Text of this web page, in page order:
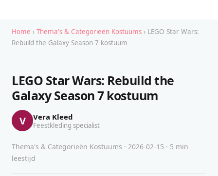
Home › Thema's & Categorieën Kostuums › LEGO Star Wars:
Rebuild the Galaxy Season 7 kostuum
LEGO Star Wars: Rebuild the
Galaxy Season 7 kostuum
V Vera Kleed
Feestkleding specialist
Thema's & Categorieën Kostuums · 2026-02-15 · 5 min
leestijd